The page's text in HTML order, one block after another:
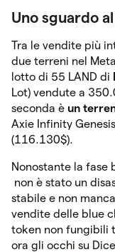
Uno sguardo
Tra le vendite più
due terreni nel
lotto di 55 LAND di
Lot) vendute a
seconda è un
Axie Infinity
(116.130$).
Nonostante la fase
non è stato un
stabile e non
vendite delle blue
token non fungibili
ora gli occhi su